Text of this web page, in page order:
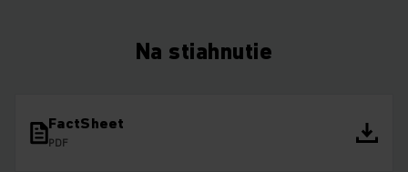
Na stiahnutie
FactSheet
PDF